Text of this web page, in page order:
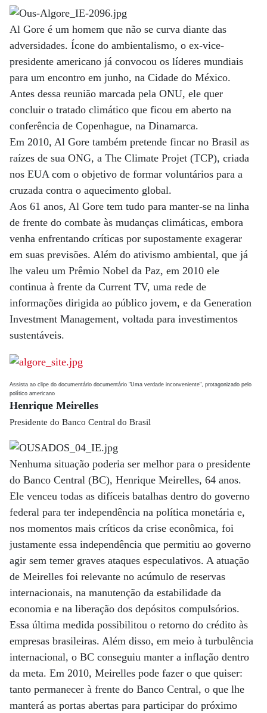
Al Gore é um homem que não se curva diante das
adversidades. Ícone do ambientalismo, o ex-vice-
presidente americano já convocou os líderes mundiais
para um encontro em junho, na Cidade do México.
Antes dessa reunião marcada pela ONU, ele quer
concluir o tratado climático que ficou em aberto na
conferência de Copenhague, na Dinamarca.
Em 2010, Al Gore também pretende fincar no Brasil as
raízes de sua ONG, a The Climate Projet (TCP), criada
nos EUA com o objetivo de formar voluntários para a
cruzada contra o aquecimento global.
Aos 61 anos, Al Gore tem tudo para manter-se na linha
de frente do combate às mudanças climáticas, embora
venha enfrentando críticas por supostamente exagerar
em suas previsões. Além do ativismo ambiental, que já
lhe valeu um Prêmio Nobel da Paz, em 2010 ele
continua à frente da Current TV, uma rede de
informações dirigida ao público jovem, e da Generation
Investment Management, voltada para investimentos
sustentáveis.
Assista ao clipe do documentário documentário "Uma verdade inconveniente", protagonizado pelo
político americano
Henrique Meirelles
Presidente do Banco Central do Brasil
Nenhuma situação poderia ser melhor para o presidente
do Banco Central (BC), Henrique Meirelles, 64 anos.
Ele venceu todas as difíceis batalhas dentro do governo
federal para ter independência na política monetária e,
nos momentos mais críticos da crise econômica, foi
justamente essa independência que permitiu ao governo
agir sem temer graves ataques especulativos. A atuação
de Meirelles foi relevante no acúmulo de reservas
internacionais, na manutenção da estabilidade da
economia e na liberação dos depósitos compulsórios.
Essa última medida possibilitou o retorno do crédito às
empresas brasileiras. Além disso, em meio à turbulência
internacional, o BC conseguiu manter a inflação dentro
da meta. Em 2010, Meirelles pode fazer o que quiser:
tanto permanecer à frente do Banco Central, o que lhe
manterá as portas abertas para participar do próximo